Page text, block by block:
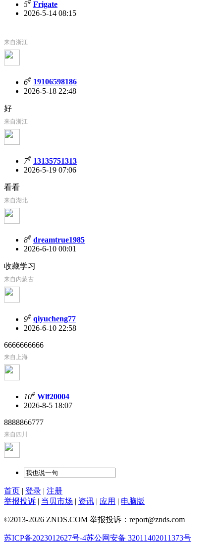
5# Frigate
2026-5-14 08:15
来自浙江
6# 19106598186
2026-5-18 22:48
好
来自浙江
7# 13135751313
2026-5-19 07:06
看看
来自湖北
8# dreamtrue1985
2026-6-10 00:01
收藏学习
来自内蒙古
9# qiyucheng77
2026-6-10 22:58
6666666666
来自上海
10# Wlf20004
2026-8-5 18:07
8888866777
来自四川
首页 | 登录 | 注册
举报投诉 | 当贝市场 | 资讯 | 应用 | 电脑版
©2013-2026 ZNDS.COM 举报投诉：report@znds.com
苏ICP备2023012627号-4苏公网安备 32011402011373号